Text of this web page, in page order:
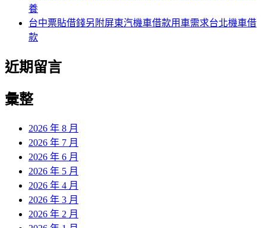
養
台中票貼借錢另附屏東汽機車借款用車需求台北機車借
款
近期留言
彙整
2026 年 8 月
2026 年 7 月
2026 年 6 月
2026 年 5 月
2026 年 4 月
2026 年 3 月
2026 年 2 月